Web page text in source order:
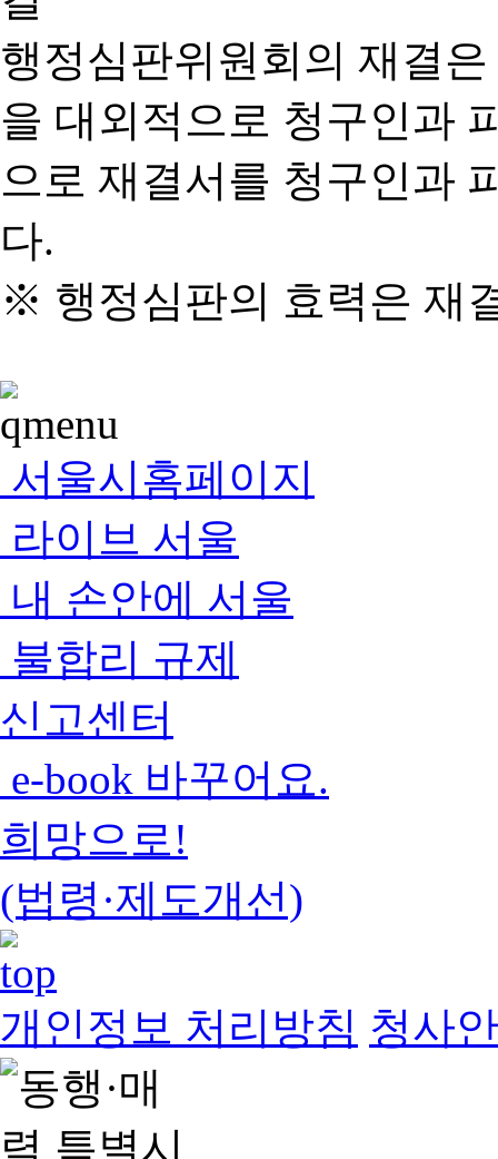
행정심판위원회의 재결
을 대외적으로 청구인과
으로 재결서를 청구인과
다.
※ 행정심판의 효력은 재
서울시홈페이지
라이브 서울
내 손안에 서울
불합리 규제
신고센터
e-book 바꾸어요.
희망으로!
(법령·제도개선)
개인정보 처리방침 청사